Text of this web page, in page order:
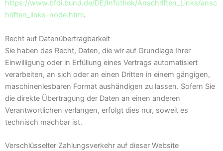
https://www.bfdi.bund.de/DE/Infothek/Anschriften_Links/ansc
hriften_links-node.html.
Recht auf Datenübertragbarkeit
Sie haben das Recht, Daten, die wir auf Grundlage Ihrer
Einwilligung oder in Erfüllung eines Vertrags automatisiert
verarbeiten, an sich oder an einen Dritten in einem gängigen,
maschinenlesbaren Format aushändigen zu lassen. Sofern Sie
die direkte Übertragung der Daten an einen anderen
Verantwortlichen verlangen, erfolgt dies nur, soweit es
technisch machbar ist.
Verschlüsselter Zahlungsverkehr auf dieser Website